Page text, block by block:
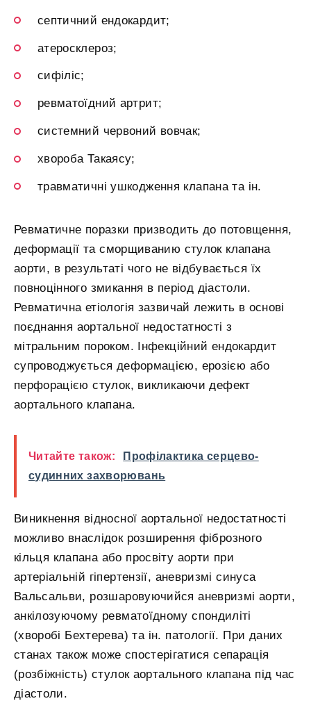
септичний ендокардит;
атеросклероз;
сифіліс;
ревматоїдний артрит;
системний червоний вовчак;
хвороба Такаясу;
травматичні ушкодження клапана та ін.
Ревматичне поразки призводить до потовщення,
деформації та сморщиванию стулок клапана
аорти, в результаті чого не відбувається їх
повноцінного змикання в період діастоли.
Ревматична етіологія зазвичай лежить в основі
поєднання аортальної недостатності з
мітральним пороком. Інфекційний ендокардит
супроводжується деформацією, ерозією або
перфорацією стулок, викликаючи дефект
аортального клапана.
Читайте також:
Профілактика серцево-
судинних захворювань
Виникнення відносної аортальної недостатності
можливо внаслідок розширення фіброзного
кільця клапана або просвіту аорти при
артеріальній гіпертензії, аневризмі синуса
Вальсальви, розшаровуючийся аневризмі аорти,
анкілозуючому ревматоїдному спондиліті
(хворобі Бехтерева) та ін. патології. При даних
станах також може спостерігатися сепарація
(розбіжність) стулок аортального клапана під час
діастоли.